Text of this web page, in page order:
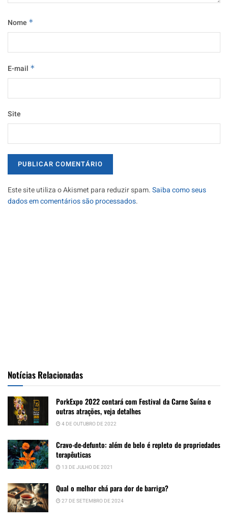
Nome *
E-mail *
Site
Este site utiliza o Akismet para reduzir spam.Saiba como seus
dados em comentários são processados.
Notícias Relacionadas
PorkExpo 2022 contará com Festival da Carne Suína e
outras atrações, veja detalhes
4 DE OUTUBRO DE 2022
Cravo-de-defunto: além de belo é repleto de propriedades
terapêuticas
13 DE JULHO DE 2021
Qual o melhor chá para dor de barriga?
27 DE SETEMBRO DE 2024